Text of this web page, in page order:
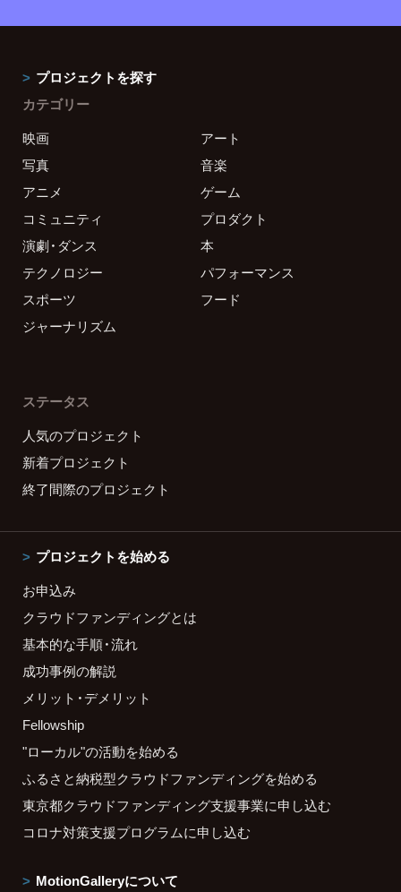
プロジェクトを探す
カテゴリー
映画
アート
写真
音楽
アニメ
ゲーム
コミュニティ
プロダクト
演劇・ダンス
本
テクノロジー
パフォーマンス
スポーツ
フード
ジャーナリズム
ステータス
人気のプロジェクト
新着プロジェクト
終了間際のプロジェクト
プロジェクトを始める
お申込み
クラウドファンディングとは
基本的な手順・流れ
成功事例の解説
メリット・デメリット
Fellowship
"ローカル"の活動を始める
ふるさと納税型クラウドファンディングを始める
東京都クラウドファンディング支援事業に申し込む
コロナ対策支援プログラムに申し込む
MotionGalleryについて